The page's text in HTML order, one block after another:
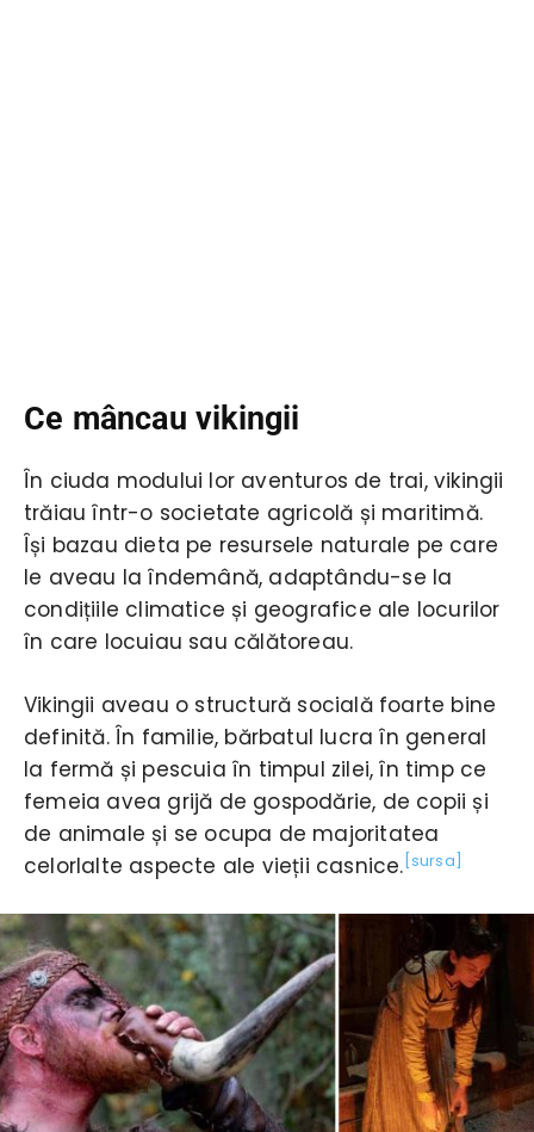
Ce mâncau vikingii
În ciuda modului lor aventuros de trai, vikingii
trăiau într-o societate agricolă și maritimă.
Își bazau dieta pe resursele naturale pe care
le aveau la îndemână, adaptându-se la
condițiile climatice și geografice ale locurilor
în care locuiau sau călătoreau.
Vikingii aveau o structură socială foarte bine
definită. În familie, bărbatul lucra în general
la fermă și pescuia în timpul zilei, în timp ce
femeia avea grijă de gospodărie, de copii și
de animale și se ocupa de majoritatea
celorlalte aspecte ale vieții casnice. [sursa]